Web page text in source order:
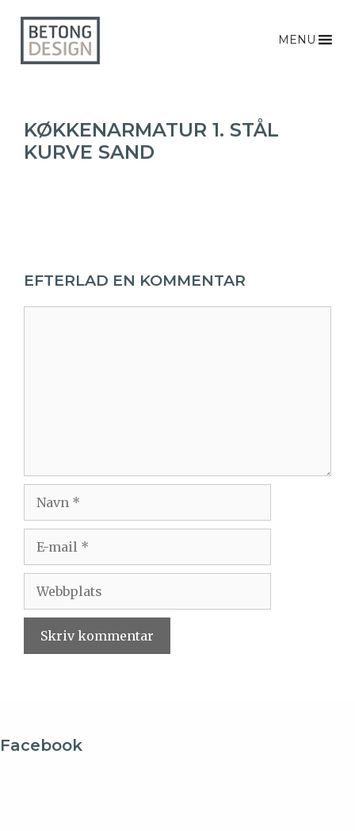
MENU
KØKKENARMATUR 1. STÅL
KURVE SAND
EFTERLAD EN KOMMENTAR
Facebook